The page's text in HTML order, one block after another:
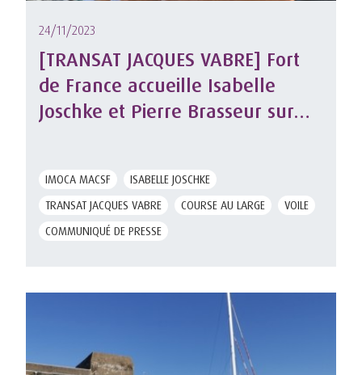
24/11/2023
[TRANSAT JACQUES VABRE] Fort
de France accueille Isabelle
Joschke et Pierre Brasseur sur
IMOCA MACSF
ISABELLE JOSCHKE
TRANSAT JACQUES VABRE
COURSE AU LARGE
VOILE
COMMUNIQUÉ DE PRESSE